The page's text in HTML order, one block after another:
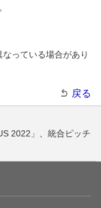
っている場合があり
戻る
2022」、統合ピッチ